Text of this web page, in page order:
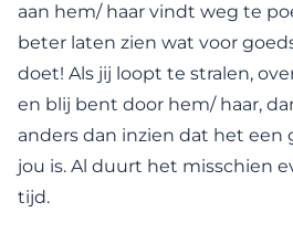
aan hem/ haar vindt weg te
beter laten zien wat voor
doet! Als jij loopt te stralen,
en blij bent door hem/ haar,
anders dan inzien dat het een
jou is. Al duurt het misschien
tijd.